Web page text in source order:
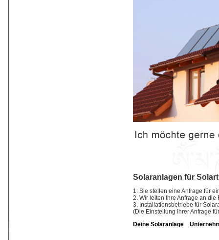
Solaranlagen für
1. Sie stellen eine Anfrage für
2. Wir leiten Ihre Anfrage an
3. Installationsbetriebe für
(Die Einstellung Ihrer Anfrage
Deine Solaranlage